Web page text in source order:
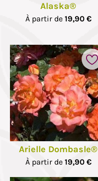
Alaska®
À partir de 19,90 €
Arielle Dombasle®
À partir de 19,90 €